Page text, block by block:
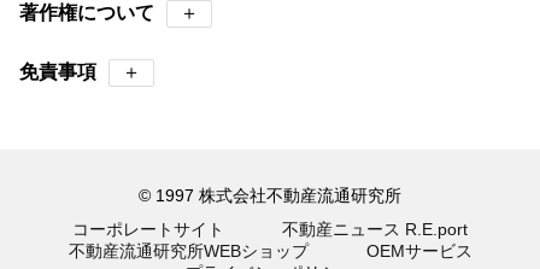
著作権について ＋
免責事項 ＋
© 1997 株式会社不動産流通研究所
コーポレートサイト
不動産ニュース R.E.port
不動産流通研究所WEBショップ
OEMサービス